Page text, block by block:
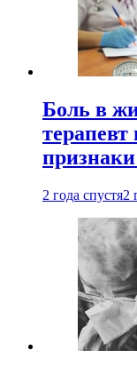
Боль в
2 года спустя2